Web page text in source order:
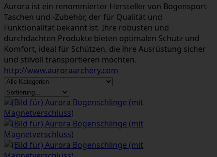
Aurora ist ein renommierter Hersteller von Bogensport-
Taschen und -Zubehör, der für Qualität und
Funktionalität bekannt ist. Ihre robusten und
durchdachten Produkte bieten optimalen Schutz und
Komfort, ideal für Schützen, die ihre Ausrüstung sicher
und stilvoll transportieren möchten.
http://www.auroraarchery.com